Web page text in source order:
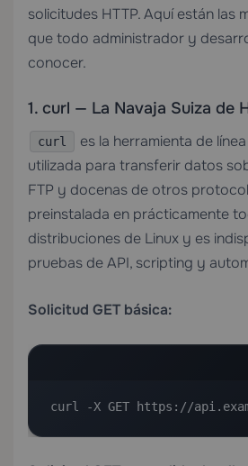
solicitudes HTTP. Aquí están las
que todo administrador y
conocer.
1. curl — La Navaja Suiza de
curl
es la herramienta de
utilizada para transferir datos
FTP y docenas de otros
preinstalada en prácticamente
distribuciones de Linux y es
pruebas de API, scripting y
Solicitud GET básica:
curl -X GET https://